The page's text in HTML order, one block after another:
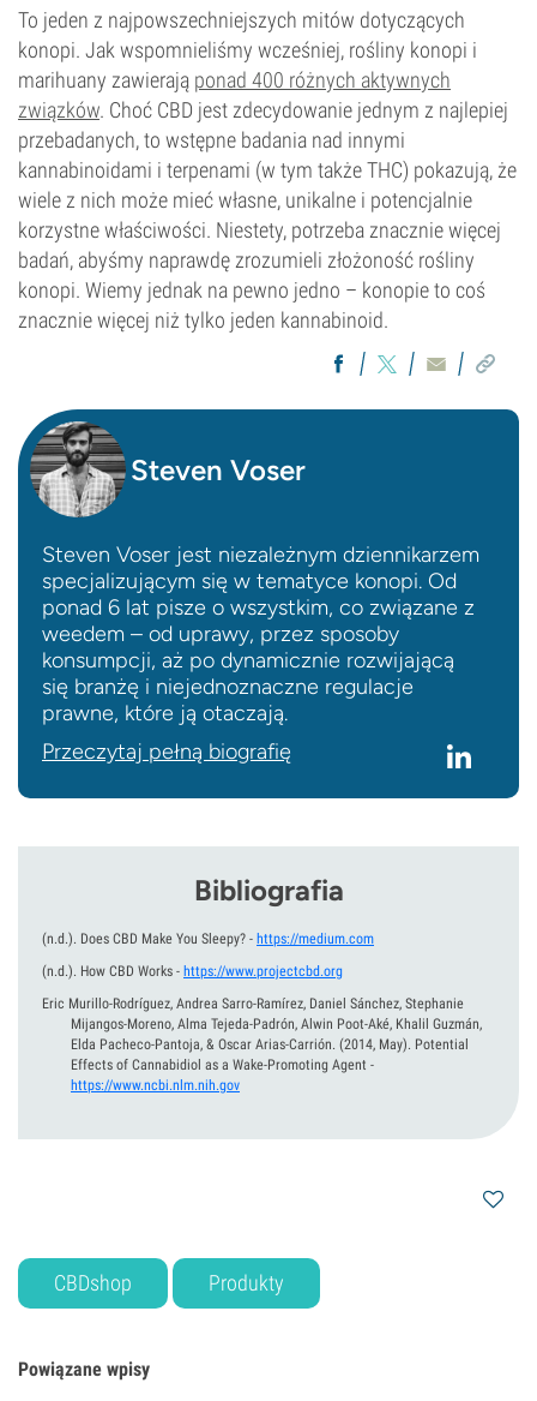
To jeden z najpowszechniejszych mitów dotyczących
konopi. Jak wspomnieliśmy wcześniej, rośliny konopi i
marihuany zawierają ponad 400 różnych aktywnych
związków. Choć CBD jest zdecydowanie jednym z najlepiej
przebadanych, to wstępne badania nad innymi
kannabinoidami i terpenami (w tym także THC) pokazują, że
wiele z nich może mieć własne, unikalne i potencjalnie
korzystne właściwości. Niestety, potrzeba znacznie więcej
badań, abyśmy naprawdę zrozumieli złożoność rośliny
konopi. Wiemy jednak na pewno jedno – konopie to coś
znacznie więcej niż tylko jeden kannabinoid.
Steven Voser
Steven Voser jest niezależnym dziennikarzem
specjalizującym się w tematyce konopi. Od
ponad 6 lat pisze o wszystkim, co związane z
weedem – od uprawy, przez sposoby
konsumpcji, aż po dynamicznie rozwijającą
się branżę i niejednoznaczne regulacje
prawne, które ją otaczają.
Przeczytaj pełną biografię
Bibliografia
(n.d.). Does CBD Make You Sleepy? - https://medium.com
(n.d.). How CBD Works - https://www.projectcbd.org
Eric Murillo-Rodríguez, Andrea Sarro-Ramírez, Daniel Sánchez, Stephanie
Mijangos-Moreno, Alma Tejeda-Padrón, Alwin Poot-Aké, Khalil Guzmán,
Elda Pacheco-Pantoja, & Oscar Arias-Carrión. (2014, May). Potential
Effects of Cannabidiol as a Wake-Promoting Agent -
https://www.ncbi.nlm.nih.gov
CBDshop Produkty
Powiązane wpisy